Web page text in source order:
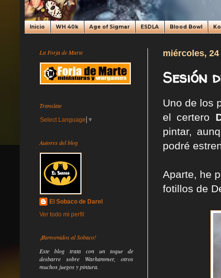
Inicio WH 40k Age of Sigmar ESDLA Blood Bowl
miércoles,
Sesión
Uno de los
el certero
pintar,
podré
Aparte, he
fotillos de
La Forja de Marte
Translate
Select Language ▼
Autores del blog
El Sobaco de Darel
Ver todo mi perfil
¡Bienvenidos al Sobaco!
Este blog trata con un toque de
desbarre sobre Warhammer, otros
muchos juegos y pintura.